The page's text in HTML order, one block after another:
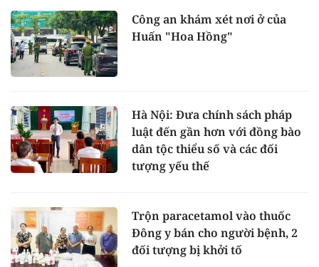
Công an khám xét nơi ở của
Huấn "Hoa Hồng"
Hà Nội: Đưa chính sách pháp
luật đến gần hơn với đồng bào
dân tộc thiểu số và các đối
tượng yếu thế
Trộn paracetamol vào thuốc
Đông y bán cho người bệnh, 2
đối tượng bị khởi tố